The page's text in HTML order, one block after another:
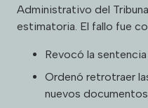
Administrativo del
estimatoria. El fallo fue
Revocó la sentencia
Ordenó retrotraer
nuevos documentos.